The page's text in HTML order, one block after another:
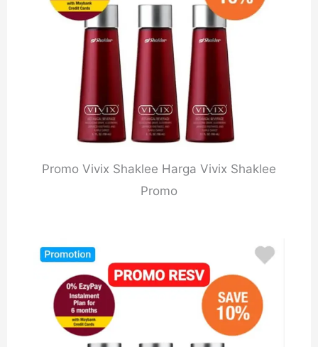
Promo Vivix Shaklee Harga Vivix Shaklee
Promo